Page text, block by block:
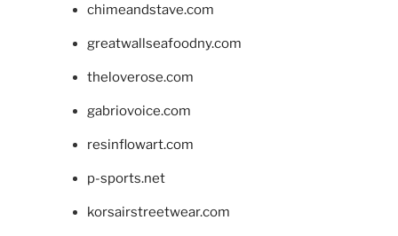
chimeandstave.com
greatwallseafoodny.com
theloverose.com
gabriovoice.com
resinflowart.com
p-sports.net
korsairstreetwear.com